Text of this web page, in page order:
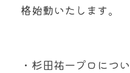
格始動いたします。
・杉田祐一プロにつ